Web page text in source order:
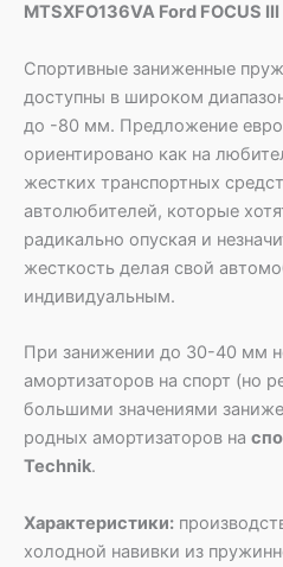
MTSXFO136VA Ford FOCUS
Спортивные заниженные
доступны в широком
до -80 мм. Предложение
ориентировано как на
жестких транспортных
автолюбителей, которые
радикально опуская и
жесткость делая свой
индивидуальным.
При занижении до 30-40 мм
амортизаторов на спорт (но
большими значениями
родных амортизаторов на
Technik.
Характеристики:
холодной навивки из